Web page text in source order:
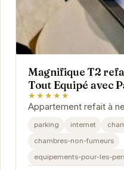
Magnifique T2
Tout Equipé avec
★★★★★
Appartement refait à
parking internet
chambres-non-fumeurs
equipements-pour-les-